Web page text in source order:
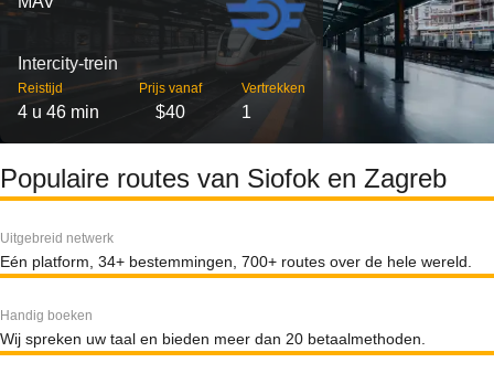
Intercity-trein
Reistijd
4 u 46 min
Prijs vanaf
$40
Vertrekken
1
Populaire routes van Siofok en Zagreb
Uitgebreid netwerk
Eén platform, 34+ bestemmingen, 700+ routes over de hele wereld.
Handig boeken
Wij spreken uw taal en bieden meer dan 20 betaalmethoden.